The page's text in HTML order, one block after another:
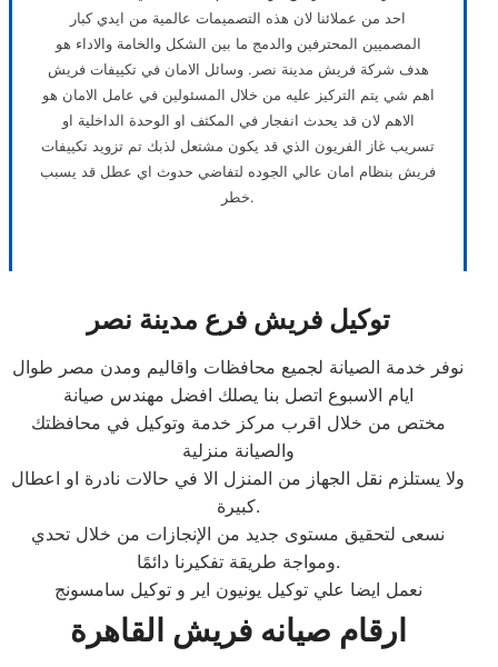
احد من عملائنا لان هذه التصميمات عالمية من ايدي كبار
المصميين المحترفين والدمج ما بين الشكل والخامة والاداء هو
هدف شركة فريش مدينة نصر. وسائل الامان في تكييفات فريش
اهم شي يتم التركيز عليه من خلال المسئولين في عامل الامان هو
الاهم لان قد يحدث انفجار في المكثف او الوحدة الداخلية او
تسريب غاز الفريون الذي قد يكون مشتعل لذبك تم تزويد تكييفات
فريش بنظام امان عالي الجوده لتفاضي حدوث اي عطل قد يسبب
خطر.
توكيل فريش فرع مدينة نصر
نوفر خدمة الصيانة لجميع محافظات واقاليم ومدن مصر طوال
ايام الاسبوع اتصل بنا يصلك افضل مهندس صيانة
مختص من خلال اقرب مركز خدمة وتوكيل في محافظتك
والصيانة منزلية
ولا يستلزم نقل الجهاز من المنزل الا في حالات نادرة او اعطال
كبيرة.
نسعى لتحقيق مستوى جديد من الإنجازات من خلال تحدي
ومواجة طريقة تفكيرنا دائمًا.
نعمل ايضا علي توكيل يونيون اير و توكيل سامسونج
ارقام صيانه فريش القاهرة